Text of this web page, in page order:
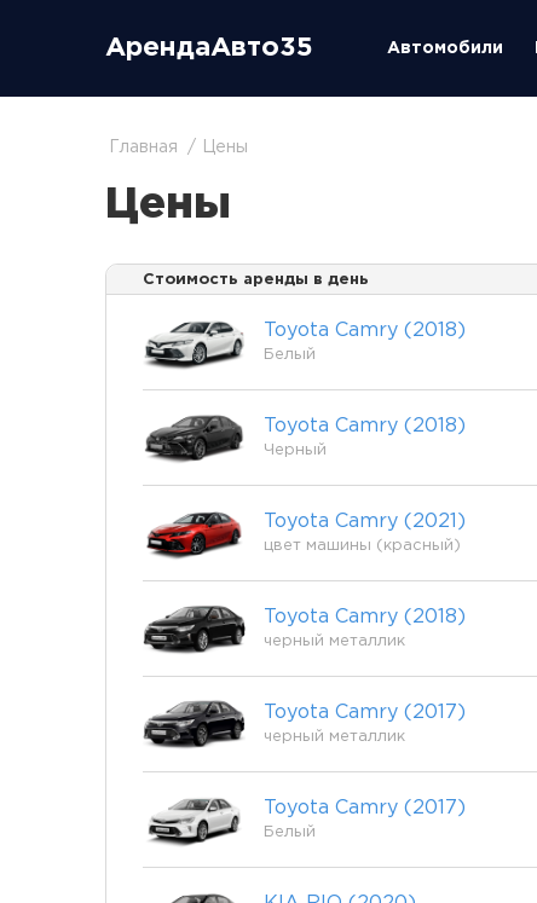
АрендаАвто35 Автомобили
Главная Цены
Цены
Стоимость аренды в день
Toyota Camry (2018)
Белый
Toyota Camry (2018)
Черный
Toyota Camry (2021)
цвет машины (красный)
Toyota Camry (2018)
черный металлик
Toyota Camry (2017)
черный металлик
Toyota Camry (2017)
Белый